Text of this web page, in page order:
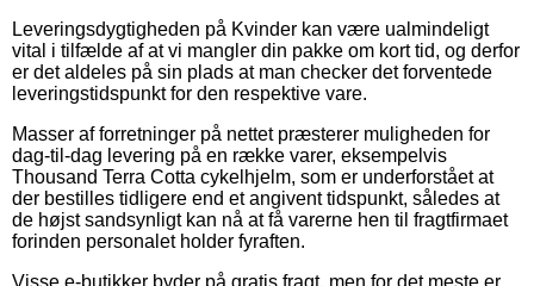
Leveringsdygtigheden på Kvinder kan være ualmindeligt
vital i tilfælde af at vi mangler din pakke om kort tid, og derfor
er det aldeles på sin plads at man checker det forventede
leveringstidspunkt for den respektive vare.
Masser af forretninger på nettet præsterer muligheden for
dag-til-dag levering på en række varer, eksempelvis
Thousand Terra Cotta cykelhjelm, som er underforstået at
der bestilles tidligere end et angivent tidspunkt, således at
de højst sandsynligt kan nå at få varerne hen til fragtfirmaet
forinden personalet holder fyraften.
Visse e-butikker byder på gratis fragt, men for det meste er